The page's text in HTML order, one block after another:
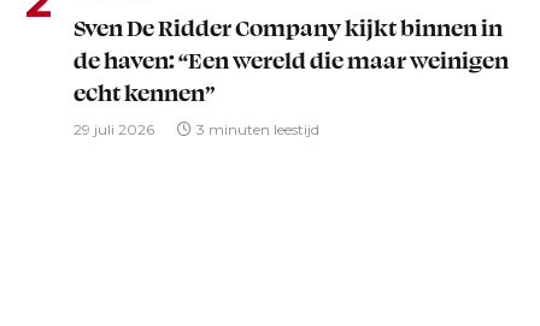
Sven De Ridder Company kijkt binnen in
de haven: “Een wereld die maar weinigen
echt kennen”
29 juli 2026 3 minuten leestijd